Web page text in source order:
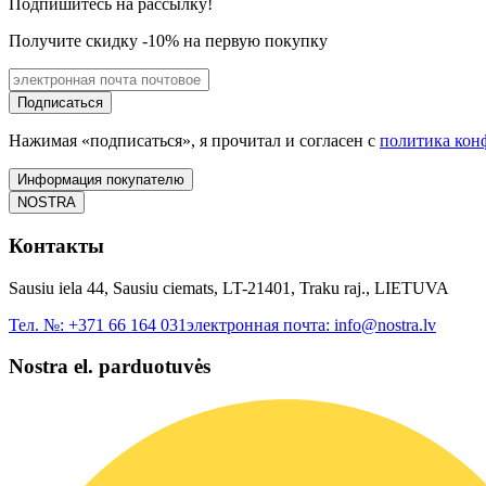
Подпишитесь на рассылку!
Получите скидку -10% на первую покупку
Подписаться
Нажимая «подписаться», я прочитал и согласен с политика
Информация покупателю
NOSTRA
Контакты
Sausiu iela 44, Sausiu ciemats, LT-21401, Traku raj., LIETUVA
Тел. №: +371 66 164 031электронная почта: info@nostra.lv
Nostra el. parduotuvės